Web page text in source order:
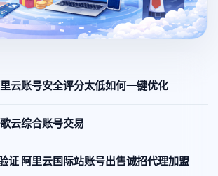
云账号安全评分太低如何一键优化
云综合账号交易
证 阿里云国际站账号出售诚招代理加盟